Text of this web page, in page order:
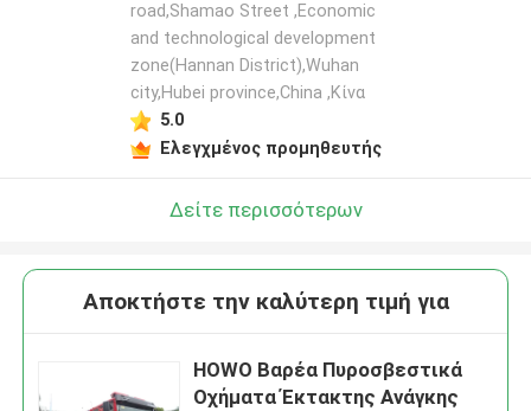
road,Shamao Street ,Economic
and technological development
zone(Hannan District),Wuhan
city,Hubei province,China ,Κίνα
5.0
Ελεγχμένος προμηθευτής
Δείτε περισσότερων
Αποκτήστε την καλύτερη τιμή για
HOWO Βαρέα Πυροσβεστικά
Οχήματα Έκτακτης Ανάγκης